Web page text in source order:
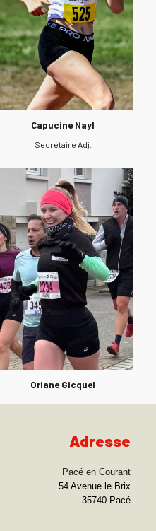
Capucine Nayl
Secrétaire Adj.
Oriane Gicquel
Adresse
Pacé en Courant
54 Avenue le Brix
35740 Pacé